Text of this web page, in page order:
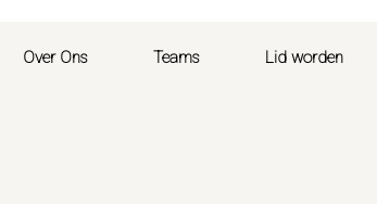
Over Ons Teams Lid worden